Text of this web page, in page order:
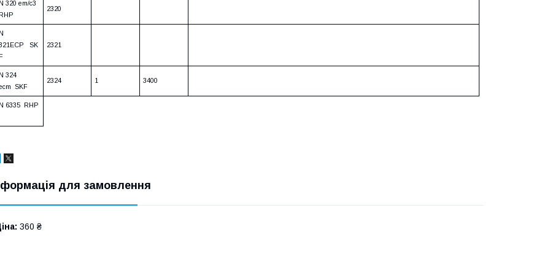
320 em/c3
2320
SK
2321
324
SKF
2324 1 3400
6335 RHP
для замовлення
360 ₴